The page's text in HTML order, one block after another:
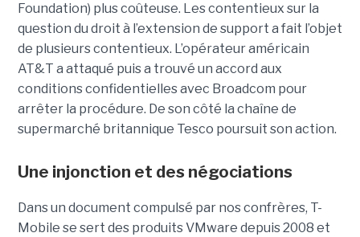
Foundation) plus coûteuse. Les contentieux sur la
question du droit à l’extension de support a fait l’objet
de plusieurs contentieux. L’opérateur américain
AT&T a attaqué puis a trouvé un accord aux
conditions confidentielles avec Broadcom pour
arrêter la procédure. De son côté la chaîne de
supermarché britannique Tesco poursuit son action.
Une injonction et des négociations
Dans un document compulsé par nos confrères, T-
Mobile se sert des produits VMware depuis 2008 et